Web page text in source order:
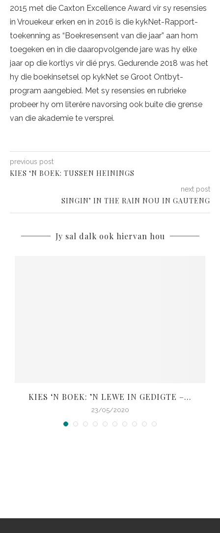
2015 met die Caxton Excellence Award vir sy resensies
in Vrouekeur erken en in 2016 is die kykNet-Rapport-
toekenning as “Boekresensent van die jaar” aan hom
toegeken en in die daaropvolgende jare was hy elke
jaar op die kortlys vir dié prys. Gedurende 2018 was het
hy die boekinsetsel op kykNet se Groot Ontbyt-
program aangebied. Met sy resensies en rubrieke
probeer hy om literêre navorsing ook buite die grense
van die akademie te versprei.
previous post
KIES ‘N BOEK: TUSSEN HEININGS
next post
SINGIN’ IN THE RAIN NOU IN GAUTENG
Jy sal dalk ook hiervan hou
KIES ‘N BOEK: ’N LEWE IN GEDIGTE –...
23/05/2020